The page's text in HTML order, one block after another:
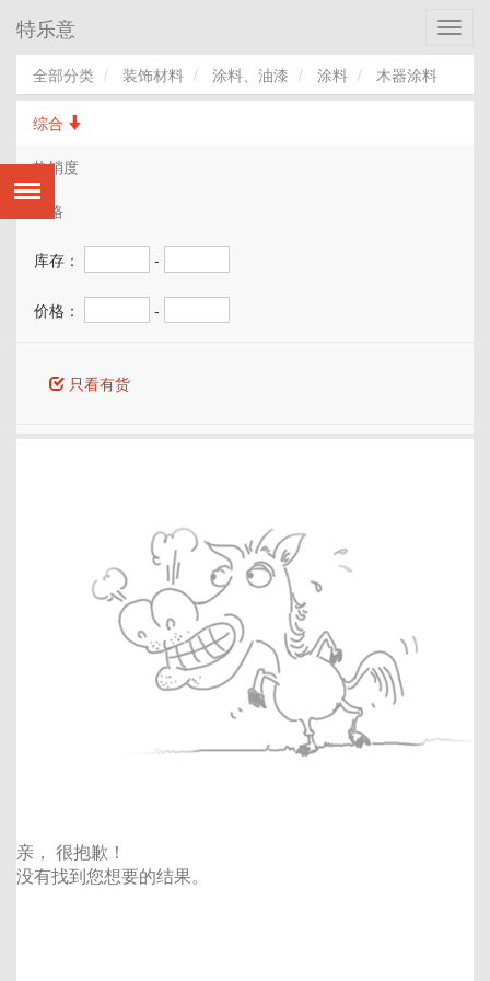
特乐意
全部分类 装饰材料 涂料、油漆 涂料 木器涂料
综合
热销度
价格
库存： -
价格： -
只看有货
亲， 很抱歉！
没有找到您想要的结果。